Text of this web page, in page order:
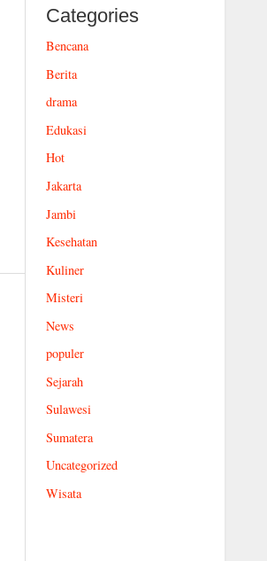
Categories
Bencana
Berita
drama
Edukasi
Hot
Jakarta
Jambi
Kesehatan
Kuliner
Misteri
News
populer
Sejarah
Sulawesi
Sumatera
Uncategorized
Wisata